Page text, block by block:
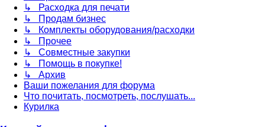
↳ Расходка для печати
↳ Продам бизнес
↳ Комплекты оборудования/расходки
↳ Прочее
↳ Совместные закупки
↳ Помощь в покупке!
↳ Архив
Ваши пожелания для форума
Что почитать, посмотреть, послушать...
Курилка